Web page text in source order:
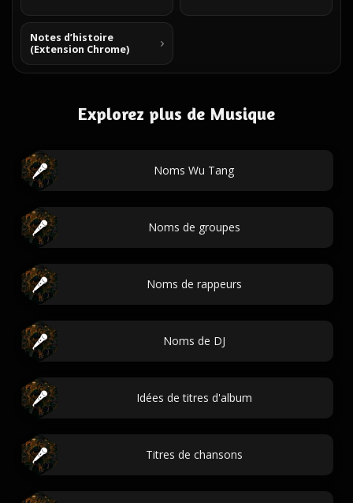
Notes d’histoire
(Extension Chrome)
Explorez plus de Musique
Noms Wu Tang
Noms de groupes
Noms de rappeurs
Noms de DJ
Idées de titres d'album
Titres de chansons